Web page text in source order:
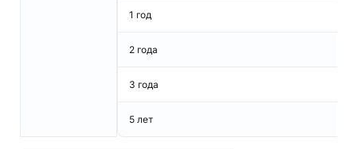
1 год
2 года
3 года
5 лет